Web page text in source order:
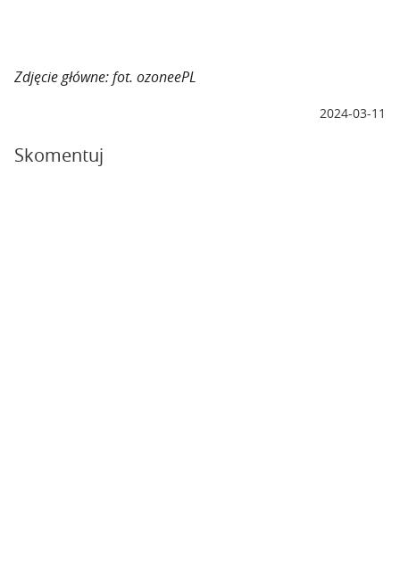
Zdjęcie główne: fot. ozoneePL
2024-03-11
Skomentuj